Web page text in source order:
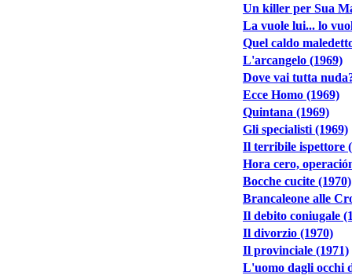
Un killer per Sua
La vuole lui... lo
Quel caldo
L'arcangelo (1969)
Dove vai tutta
Ecce Homo (1969)
Quintana (1969)
Gli specialisti (1969)
Il terribile ispettore
Hora cero,
Bocche cucite (1970)
Brancaleone alle
Il debito coniugale
Il divorzio (1970)
Il provinciale (1971)
L'uomo dagli occhi